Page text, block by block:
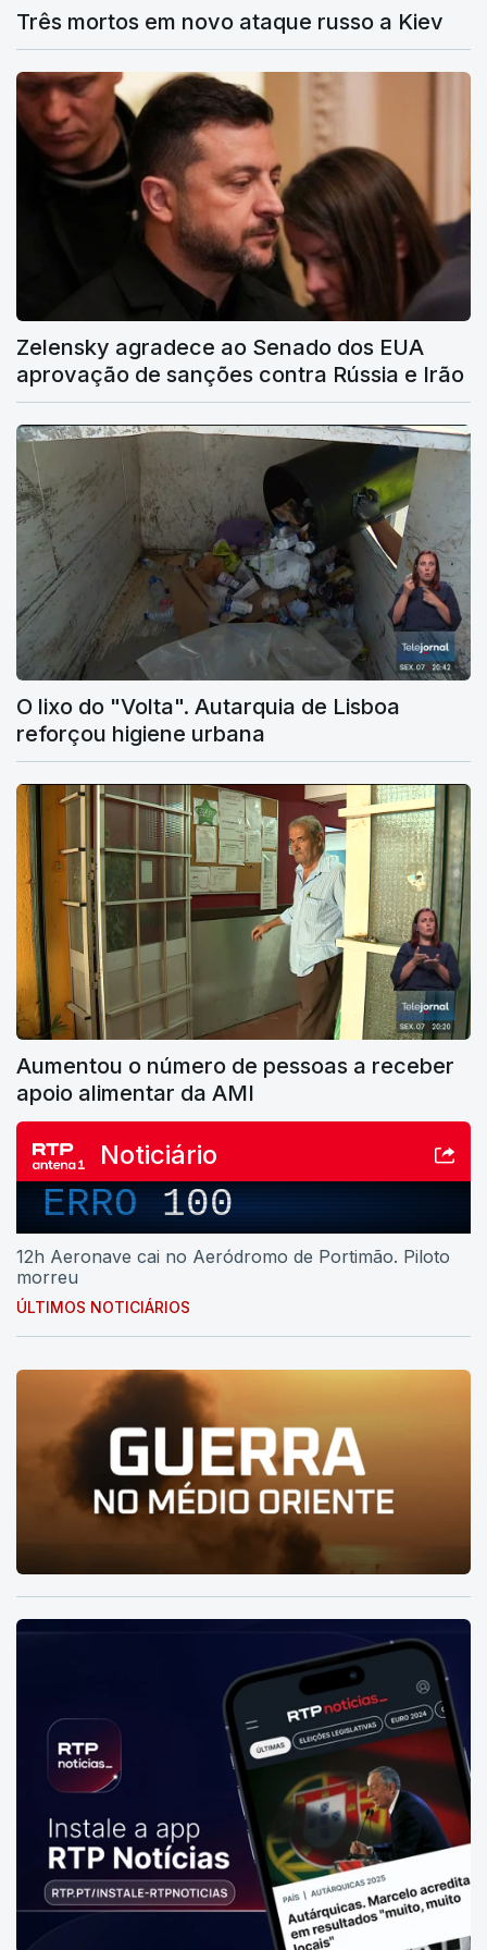
Três mortos em novo ataque russo a Kiev
Zelensky agradece ao Senado dos EUA
aprovação de sanções contra Rússia e Irão
O lixo do "Volta". Autarquia de Lisboa
reforçou higiene urbana
Aumentou o número de pessoas a receber
apoio alimentar da AMI
Noticiário
ERRO 100
12h Aeronave cai no Aeródromo de Portimão. Piloto
morreu
ÚLTIMOS NOTICIÁRIOS